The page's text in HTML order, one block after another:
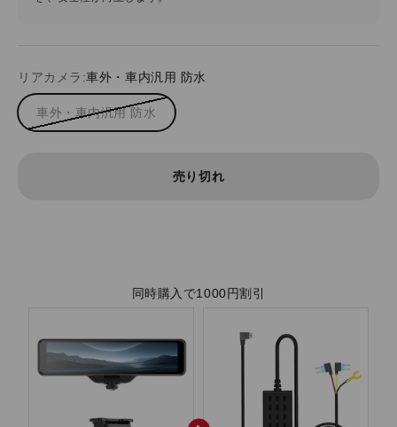
リアカメラ:車外・車内汎用 防水
車外・車内汎用 防水
売り切れ
同時購入で1000円割引